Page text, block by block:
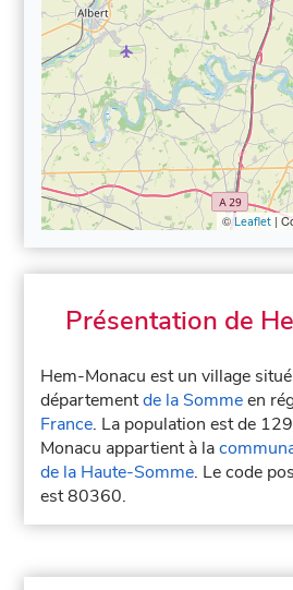
©Leaflet|
Présentation de
Hem-Monacu est un village
départementde la Sommeen
France. La population est de
Monacu appartient à la
de la Haute-Somme. Le code
est 80360.